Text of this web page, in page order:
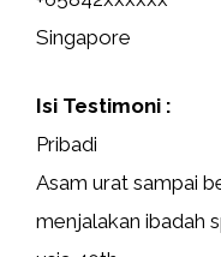
Singapore
Isi Testimoni :
Pribadi
Asam urat sampai
menjalakan ibadah